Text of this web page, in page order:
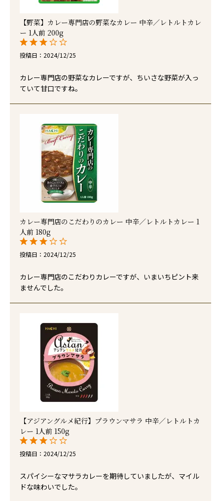
【野菜】カレー専門店の野菜なカレー 中辛／レトルトカレ
ー 1人前 200g
投稿日 2024/12/25
カレー専門店の野菜なカレーですが、ちいさな野菜が入っ
ていて甘口ですね。
カレー専門店のこだわりのカレー 中辛／レトルトカレー 1
人前 180g
投稿日 2024/12/25
カレー専門店のこだわりカレーですが、いまいちピント来
ませんでした。
【アジアングルメ紀行】プラウンマサラ 中辛／レトルトカ
レー 1人前 150g
投稿日 2024/12/25
スパイシーなマサラカレーを期待していましたが、マイル